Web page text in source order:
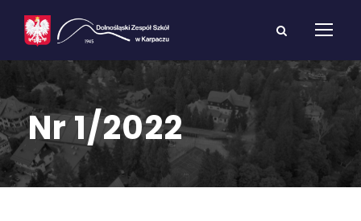
Nr 1/2022